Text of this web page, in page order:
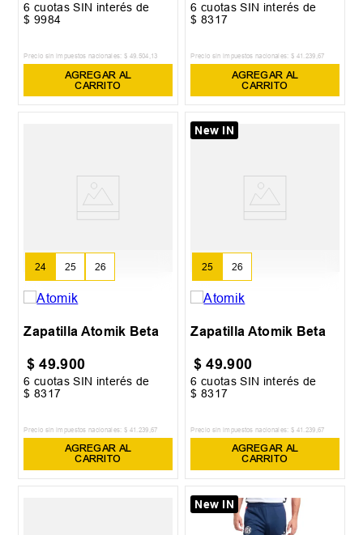
6 cuotas SIN interés de
$ 9984
Precio sin impuestos nacionales: $ 49.504 ,13
AGREGAR AL
CARRITO
6 cuotas SIN interés de
$ 8317
Precio sin impuestos nacionales: $ 41 .239 ,67
AGREGAR AL
CARRITO
24 25 26
Zapatilla Atomik Beta
$ 49.900
6 cuotas SIN interés de
$ 8317
Precio sin impuestos nacionales: $ 41 239 67
AGREGAR AL
CARRITO
New IN
25 26
Zapatilla Atomik Beta
$ 49.900
6 cuotas SIN interés de
$ 8317
Precio sin impuestos nacionales: $ 41 239 67
AGREGAR AL
CARRITO
New IN